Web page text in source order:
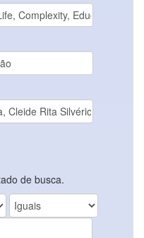
de busca.